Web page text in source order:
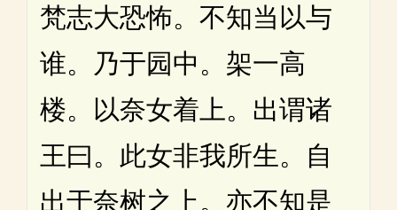
梵志大恐怖。不知当以与
谁。乃于园中。架一高
楼。以奈女着上。出谓诸
王曰。此女非我所生。自
出于奈树之上。亦不知是